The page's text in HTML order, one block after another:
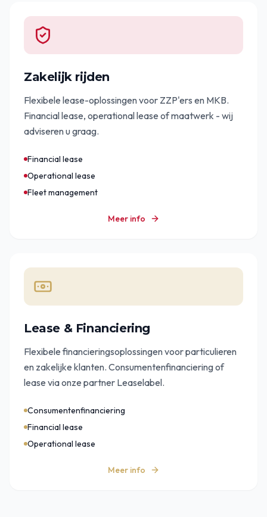
Zakelijk rijden
Flexibele lease-oplossingen voor ZZP'ers en MKB.
Financial lease, operational lease of maatwerk - wij
adviseren u graag.
Financial lease
Operational lease
Fleet management
Meer info
Lease & Financiering
Flexibele financieringsoplossingen voor particulieren
en zakelijke klanten. Consumentenfinanciering of
lease via onze partner Leaselabel.
Consumentenfinanciering
Financial lease
Operational lease
Meer info